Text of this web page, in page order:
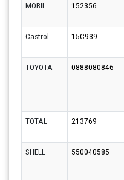
MOBIL
152356
Castrol
15C939
TOYOTA
0888080846
TOTAL 213769
SHELL
550040585